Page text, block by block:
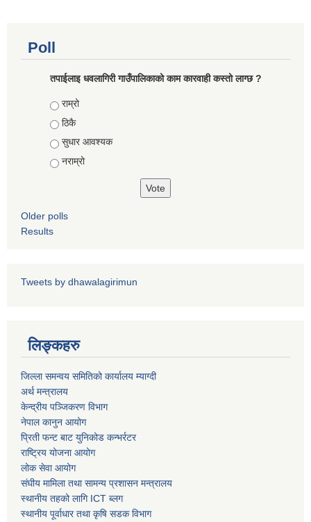
पशु शाखा
कृषि शाखा
Poll
तपाईलाइ धवलागिरी गाउँपालिकाको काम कारवाही कस्तो लाग्छ ?
Choices
राम्रो
ठिकै
सुधार आवश्यक
नराम्रो
Older polls
Results
Tweets by dhawalagirimun
लिङ्कहरु
जिल्ला समन्वय समितिको कार्यालय म्याग्दी
अर्थ मन्त्रालय
केन्द्रीय पञ्जिकरण विभाग
नेपाल कानुन आयोग
प्रिती फन्ट बाट युनिकोड कन्भर्रटर
राष्ट्रिय योजना आयोग
लोक सेवा आयोग
संघीय मामिला तथा सामन्य प्रशासन मन्त्रालय
स्थानीय तहको लागि ICT ब्लग
स्थानीय पूर्वाधार तथा कृषि सडक विभाग